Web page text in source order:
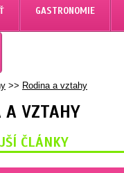
GASTRONOMIE
>> Rodina a vztahy
A VZTAHY
ČLÁNKY